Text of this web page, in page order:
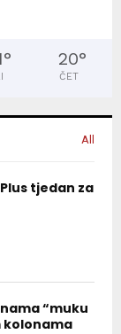
° 20°
ČET
All
tjedan za
“muku
kolonama